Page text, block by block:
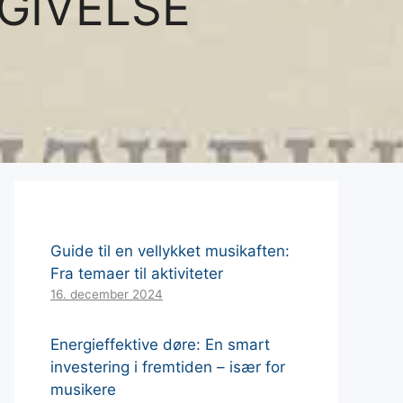
Guide til en vellykket musikaften:
Fra temaer til aktiviteter
16. december 2024
Energieffektive døre: En smart
investering i fremtiden – især for
musikere